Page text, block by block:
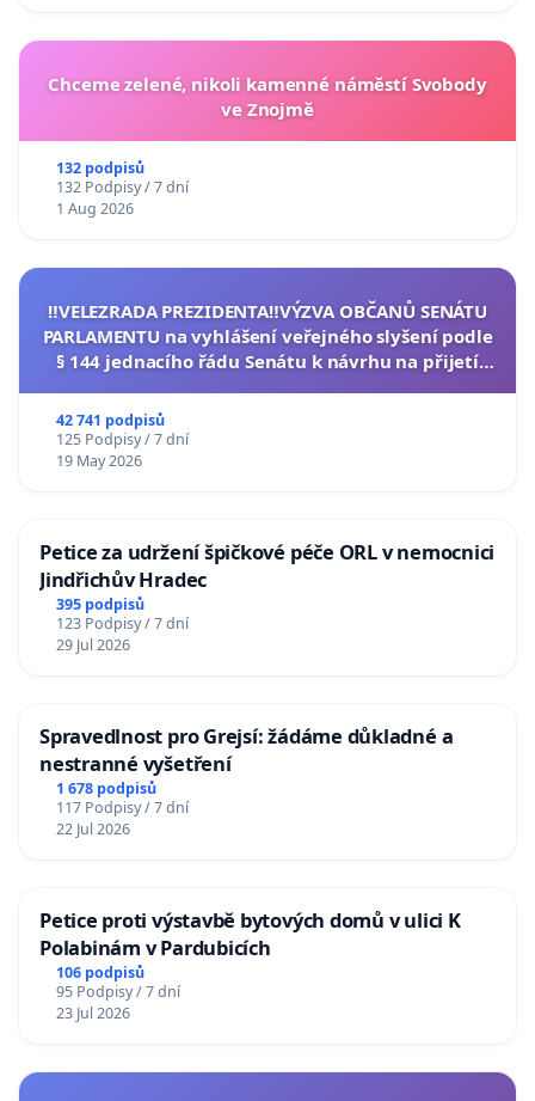
Chceme zelené, nikoli kamenné náměstí Svobody
ve Znojmě
132 podpisů
132 Podpisy / 7 dní
1 Aug 2026
‼️VELEZRADA PREZIDENTA‼️VÝZVA OBČANŮ SENÁTU
PARLAMENTU na vyhlášení veřejného slyšení podle
§ 144 jednacího řádu Senátu k návrhu na přijetí
42 741 podpisů
125 Podpisy / 7 dní
19 May 2026
Petice za udržení špičkové péče ORL v nemocnici
Jindřichův Hradec
395 podpisů
123 Podpisy / 7 dní
29 Jul 2026
Spravedlnost pro Grejsí: žádáme důkladné a
nestranné vyšetření
1 678 podpisů
117 Podpisy / 7 dní
22 Jul 2026
Petice proti výstavbě bytových domů v ulici K
Polabinám v Pardubicích
106 podpisů
95 Podpisy / 7 dní
23 Jul 2026